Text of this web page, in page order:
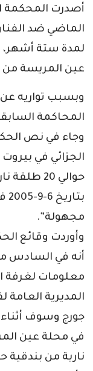
أصدرت المحكمة
الماضي ضد
لمدة ستة أشهر،
عين المريسة
وبسبب تواريه
المحاكمة
وجاء في نص
الجزائي في
حوالي 20
مجهولة”.
وأوردت وقائع
معلومات لغرفة
المديرية العامة
جورج وسوف
نارية من بندقية